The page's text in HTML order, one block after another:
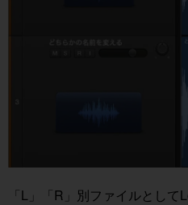
「L」「R」別ファイルとし